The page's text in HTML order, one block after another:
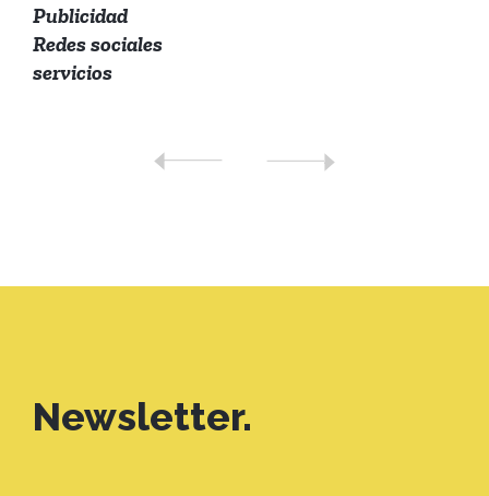
Publicidad
Redes sociales
servicios
Newsletter.